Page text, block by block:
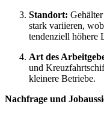
Standort:
stark variieren,
tendenziell höhere
Art des
und
kleinere Betriebe.
Nachfrage und